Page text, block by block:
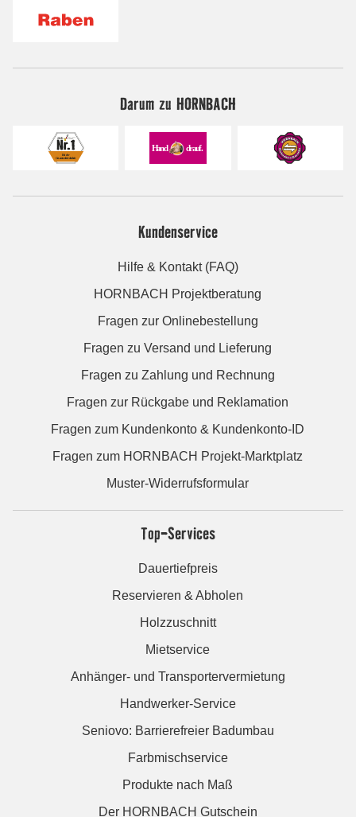
Darum zu HORNBACH
Kundenservice
Hilfe & Kontakt (FAQ)
HORNBACH Projektberatung
Fragen zur Onlinebestellung
Fragen zu Versand und Lieferung
Fragen zu Zahlung und Rechnung
Fragen zur Rückgabe und Reklamation
Fragen zum Kundenkonto & Kundenkonto-ID
Fragen zum HORNBACH Projekt-Marktplatz
Muster-Widerrufsformular
Top-Services
Dauertiefpreis
Reservieren & Abholen
Holzzuschnitt
Mietservice
Anhänger- und Transportervermietung
Handwerker-Service
Seniovo: Barrierefreier Badumbau
Farbmischservice
Produkte nach Maß
Der HORNBACH Gutschein